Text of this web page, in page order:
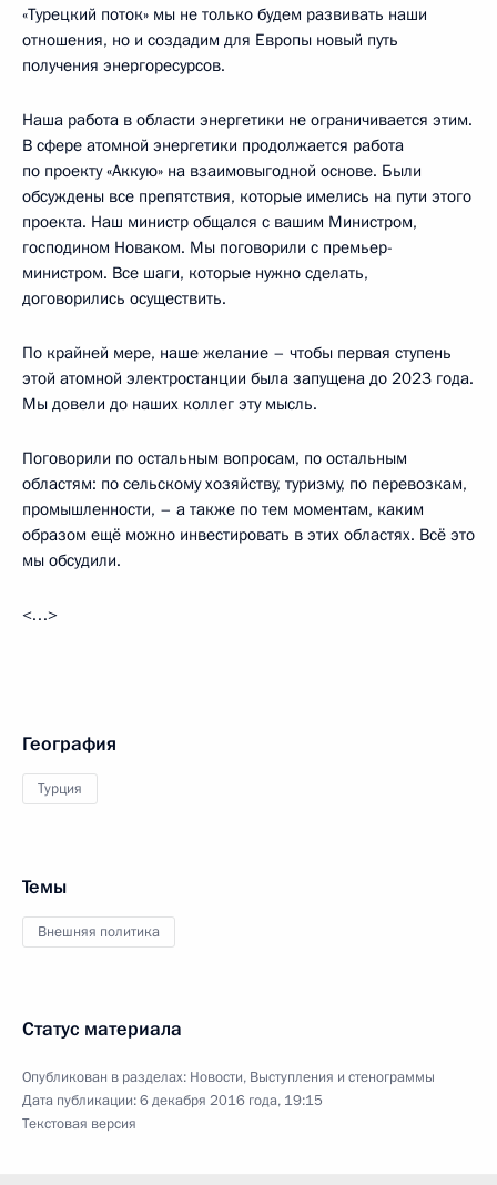
«Турецкий поток» мы не только будем развивать наши
отношения, но и создадим для Европы новый путь
получения энергоресурсов.
Наша работа в области энергетики не ограничивается этим.
В сфере атомной энергетики продолжается работа
по проекту «Аккую» на взаимовыгодной основе. Были
обсуждены все препятствия, которые имелись на пути этого
проекта. Наш министр общался с вашим Министром,
господином Новаком. Мы поговорили с премьер-
министром. Все шаги, которые нужно сделать,
договорились осуществить.
По крайней мере, наше желание – чтобы первая ступень
этой атомной электростанции была запущена до 2023 года.
Мы довели до наших коллег эту мысль.
Поговорили по остальным вопросам, по остальным
областям: по сельскому хозяйству, туризму, по перевозкам,
промышленности, – а также по тем моментам, каким
образом ещё можно инвестировать в этих областях. Всё это
мы обсудили.
<…>
География
Турция
Темы
Внешняя политика
Статус материала
Опубликован в разделах: Новости, Выступления и стенограммы
Дата публикации:6 декабря 2016 года, 19:15
Текстовая версия